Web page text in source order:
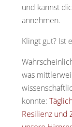
und kannst
annehmen.
Klingt gut? Ist
was
konnte:
Resilienz und